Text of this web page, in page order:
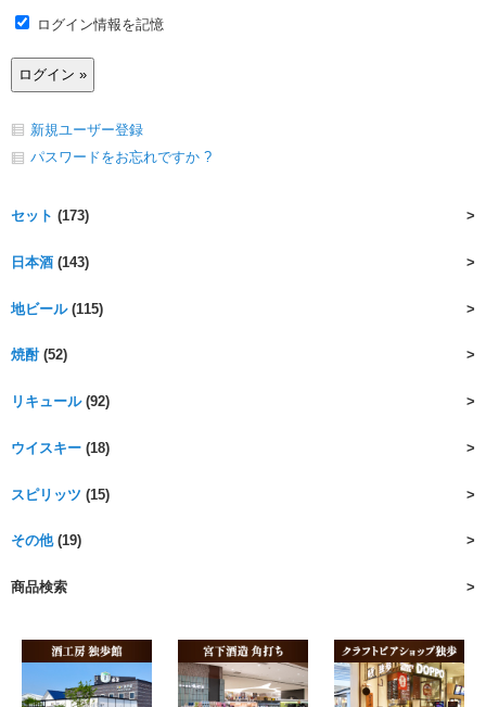
ログイン情報を記憶
新規ユーザー登録
パスワードをお忘れですか ?
セット (173)
日本酒 (143)
地ビール(115)
焼酎(52)
リキュール(92)
ウイスキー (18)
スピリッツ (15)
その他(19)
商品検索